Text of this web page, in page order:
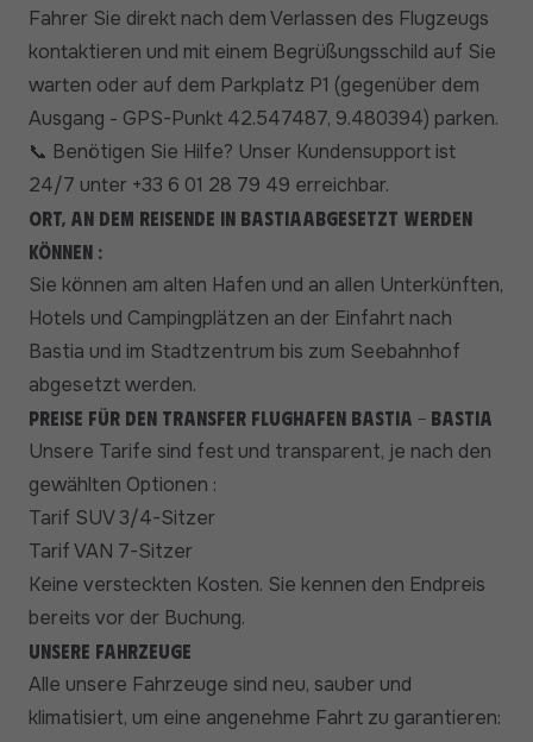
Fahrer Sie direkt nach dem Verlassen des Flugzeugs
kontaktieren und mit einem Begrüßungsschild auf Sie
warten oder auf dem Parkplatz P1 (gegenüber dem
Ausgang - GPS-Punkt 42.547487, 9.480394) parken.
📞 Benötigen Sie Hilfe? Unser Kundensupport ist
24/7 unter +33 6 01 28 79 49 erreichbar.
Ort, an dem Reisende in Bastiaabgesetzt werden
können :
Sie können am alten Hafen und an allen Unterkünften,
Hotels und Campingplätzen an der Einfahrt nach
Bastia und im Stadtzentrum bis zum Seebahnhof
abgesetzt werden.
Preise für den Transfer Flughafen Bastia - Bastia
Unsere Tarife sind fest und transparent, je nach den
gewählten Optionen :
Tarif SUV 3/4-Sitzer
Tarif VAN 7-Sitzer
Keine versteckten Kosten. Sie kennen den Endpreis
bereits vor der Buchung.
Unsere Fahrzeuge
Alle unsere Fahrzeuge sind neu, sauber und
klimatisiert, um eine angenehme Fahrt zu garantieren: